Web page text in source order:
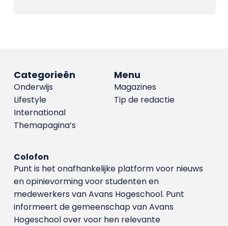
Menu
Magazines
Tip de redactie
Categorieën
Onderwijs
Lifestyle
International
Themapagina’s
Colofon
Punt is het onafhankelijke platform voor nieuws
en opinievorming voor studenten en
medewerkers van Avans Hoge­school. Punt
informeert de gemeenschap van Avans
Hogeschool over voor hen relevante